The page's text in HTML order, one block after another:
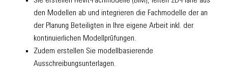
den Modellen ab und integrieren die Fachmodelle der an
der Planung Beteiligten in Ihre eigene Arbeit inkl. der
kontinuierlichen Modellprüfungen.
Zudem erstellen Sie modellbasierende
Ausschreibungsunterlagen.